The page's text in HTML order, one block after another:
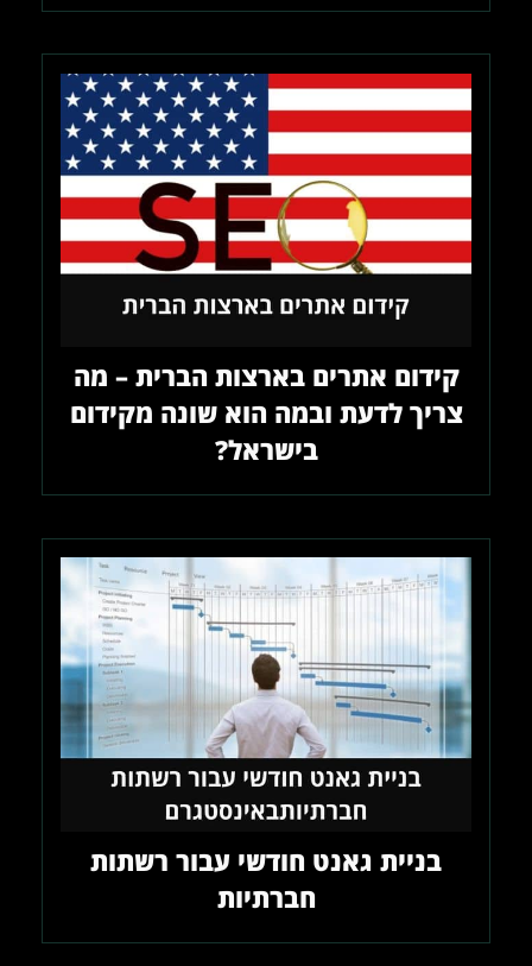
קידום אתרים בארצות הברית – מה
צריך לדעת ובמה הוא שונה מקידום
בישראל?
בניית גאנט חודשי עבור רשתות
חברתיות